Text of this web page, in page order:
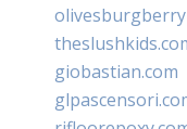
giobastian.com